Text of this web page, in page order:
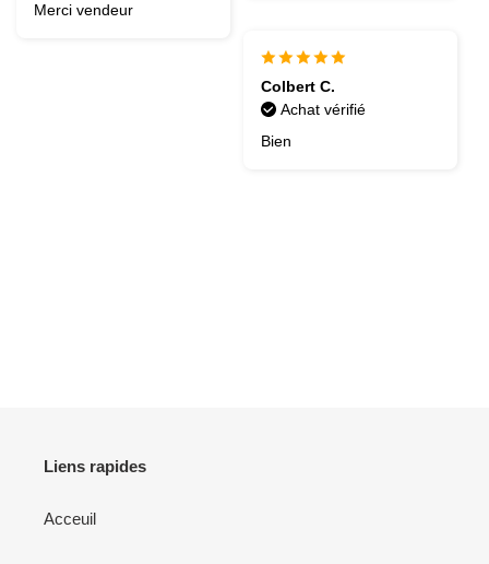
Merci vendeur
Colbert C.
Achat vérifié
Bien
Liens rapides
Acceuil